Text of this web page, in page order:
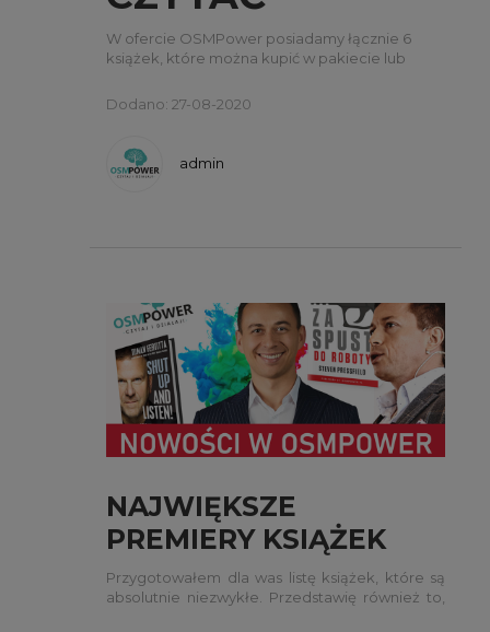
TWOJEGO
G*WNA” -
PRESSFIELD
Dodano: 27-08-2020
W ofercie OSMPower posiadamy łącznie 6
książek, które można kupić w pakiecie lub
„Nikt nie chce czytać Twojego g*wna”.
admin
NAJWIĘKSZE
PREMIERY KSIĄŻEK
OSMPOWER 2020/2021
Przygotowałem dla was listę książek, które są
absolutnie niezwykłe. Przedstawię również to,